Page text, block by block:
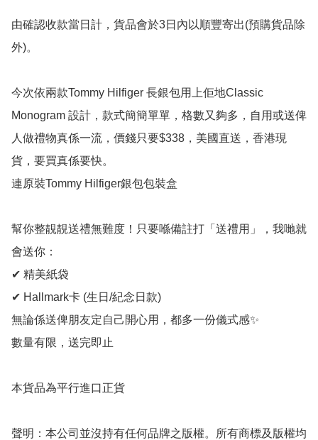
由確認收款當日計，貨品會於3日內以順豐寄出(預購貨品除
外)。
今次依兩款Tommy Hilfiger 長銀包用上佢地Classic
Monogram 設計，款式簡簡單單，格數又夠多，自用或送俾
人做禮物真係一流，價錢只要$338，美國直送，香港現
貨，要買真係要快。
連原裝Tommy Hilfiger銀包包裝盒
幫你整靚靚送禮無難度！只要喺備註打「送禮用」，我哋就
會送你：
✔ 精美紙袋
✔ Hallmark卡 (生日/紀念日款)
無論係送俾朋友定自己開心用，都多一份儀式感✨
數量有限，送完即止
本貨品為平行進口正貨
聲明：本公司並沒持有任何品牌之版權。所有商標及版權均